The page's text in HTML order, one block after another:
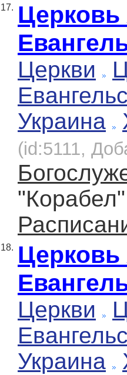
17.
Церкви
Украина
(id:5111,
18.
Церкви
Украина